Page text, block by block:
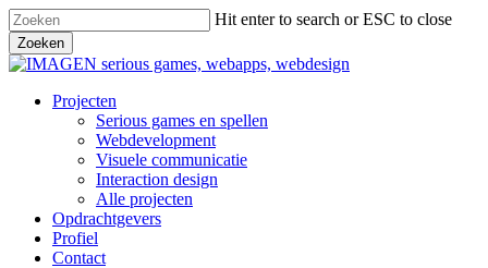
Skip
to
main
content
Hit enter to search or ESC to close
Zoeken
Close
Menu
Projecten
Serious games en spellen
Webdevelopment
Visuele communicatie
Interaction design
Alle projecten
Opdrachtgevers
Profiel
Contact